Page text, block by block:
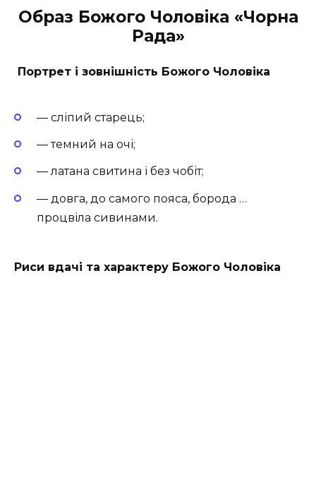
Образ Божого Чоловіка «Чорна
Рада»
Портрет і зовнішність Божого Чоловіка
— сліпий старець;
— темний на очі;
— латана свитина і без чобіт;
— довга, до самого пояса, борода …
процвіла сивинами.
Риси вдачі та характеру Божого Чоловіка